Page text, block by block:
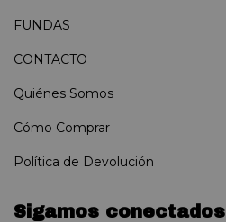
FUNDAS
CONTACTO
Quiénes Somos
Cómo Comprar
Política de Devolución
Sigamos conectados